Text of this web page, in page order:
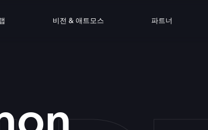
비전 & 애트모스 파트너